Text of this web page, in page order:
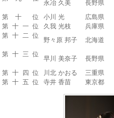
永冶 久美 長野県
第 十 位
小川 光 広島県
第十一位
久我 光枝 兵庫県
第十二位
野々原 邦子 北海道
第十三位
早川 美奈子 長野県
第十四位
川北 かおる 三重県
第十五位
寺井 香苗 東京都